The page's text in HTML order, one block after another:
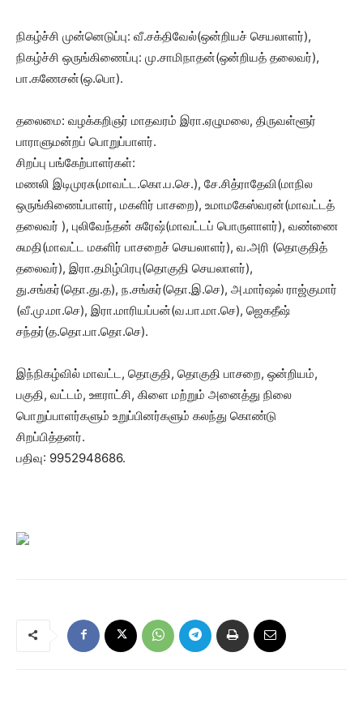
நிகழ்ச்சி முன்னெடுப்பு: வீ.சக்திவேல்(ஒன்றியச் செயலாளர்),
நிகழ்ச்சி ஒருங்கிணைப்பு: மு.சாமிநாதன்(ஒன்றியத் தலைவர்),
பா.கணேசன்(ஒ.பொ).
தலைமை: வழக்கறிஞர் மாதவரம் இரா.ஏழுமலை, திருவள்ளூர்
பாராளுமன்றப் பொறுப்பாளர்.
சிறப்பு பங்கேற்பாளர்கள்:
மணலி இடிமுரசு(மாவட்ட.கொ.ப.செ.), சே.சித்ராதேவி(மாநில
ஒருங்கிணைப்பாளர், மகளிர் பாசறை), உமாமகேஸ்வரன்(மாவட்டத்
தலைவர் ), புலிவேந்தன் சுரேஷ்(மாவட்டப் பொருளாளர்), வண்ணை
சுமதி(மாவட்ட மகளிர் பாசறைச் செயலாளர்), வ.அரி (தொகுதித்
தலைவர்), இரா.தமிழ்பிரபு(தொகுதி செயலாளர்),
து.சங்கர்(தொ.து.த), ந.சங்கர்(தொ.இ.செ), அ.மார்ஷல் ராஜ்குமார்
(வீ.மு.மா.செ), இரா.மாரியப்பன்(வ.பா.மா.செ), ஜெகதீஷ்
சந்தர்(த.தொ.பா.தொ.செ).
இந்நிகழ்வில் மாவட்ட, தொகுதி, தொகுதி பாசறை, ஒன்றியம்,
பகுதி, வட்டம், ஊராட்சி, கிளை மற்றும் அனைத்து நிலை
பொறுப்பாளர்களும் உறுப்பினர்களும் கலந்து கொண்டு
சிறப்பித்தனர்.
பதிவு: 9952948686.